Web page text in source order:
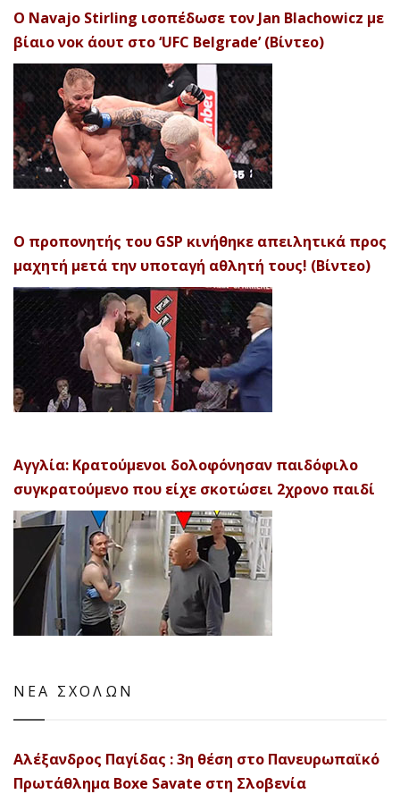
Ο Navajo Stirling ισοπέδωσε τον Jan Blachowicz με
βίαιο νοκ άουτ στο ‘UFC Belgrade’ (Βίντεο)
Ο προπονητής του GSP κινήθηκε απειλητικά προς
μαχητή μετά την υποταγή αθλητή τους! (Βίντεο)
Αγγλία: Κρατούμενοι δολοφόνησαν παιδόφιλο
συγκρατούμενο που είχε σκοτώσει 2χρονο παιδί
ΝΕΑ ΣΧΟΛΩΝ
Αλέξανδρος Παγίδας : 3η θέση στο Πανευρωπαϊκό
Πρωτάθλημα Boxe Savate στη Σλοβενία